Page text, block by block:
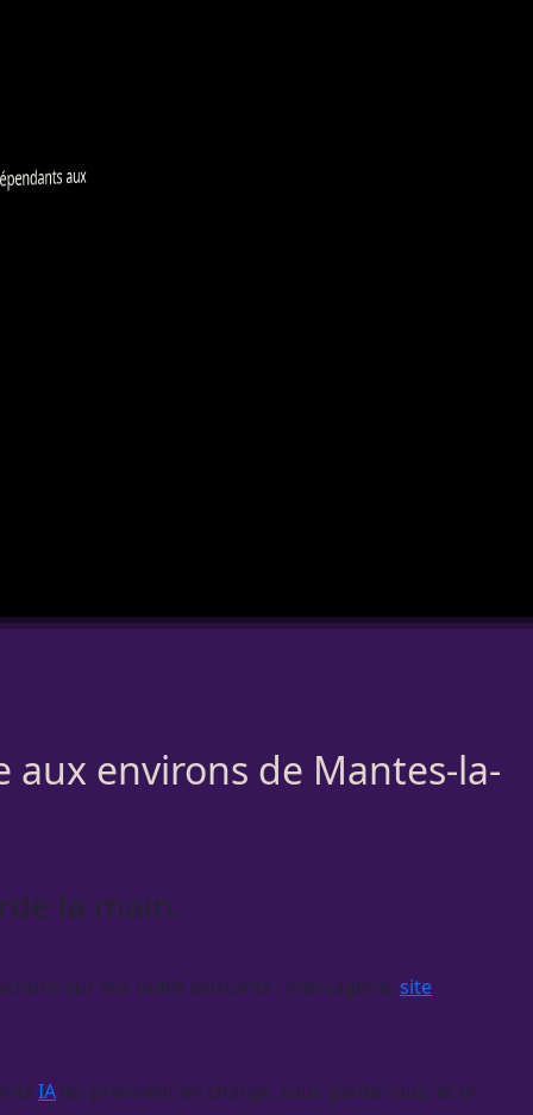
aux
environs de Mantes-la-
la main.
sur vos outils existants : messagerie, site
IA les prennent en charge, sous garde-fous, et le